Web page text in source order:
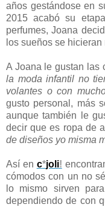
años gestándose en
2015 acabó su
perfumes, Joana
los sueños se hicieran
A Joana le gustan las
la moda infantil no
volantes o con
gusto personal, más
aunque también le
decir que es ropa de
de diseños yo misma
Así en c*joli!
cómodos con un no
lo mismo sirven
dependiendo de con